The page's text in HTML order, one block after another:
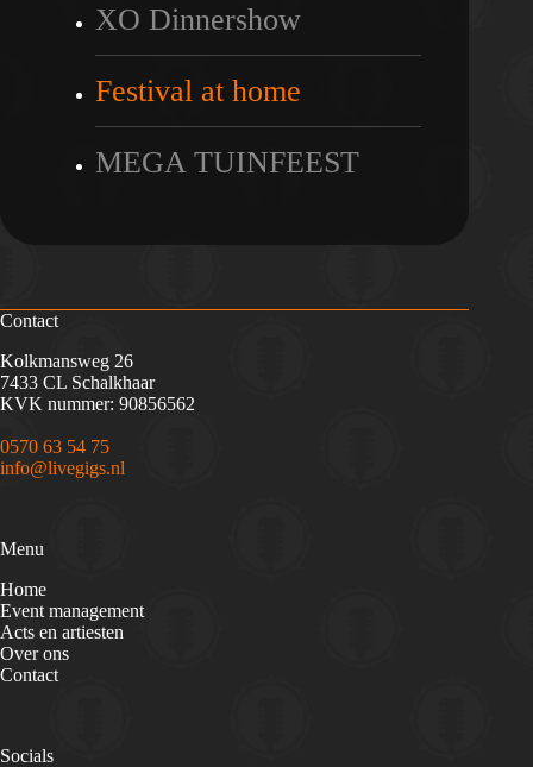
XO Dinnershow
Festival at home
MEGA TUINFEEST
Contact
Kolkmansweg 26
7433 CL Schalkhaar
KVK nummer: 90856562
0570 63 54 75
info@livegigs.nl
Menu
Home
Event management
Acts en artiesten
Over ons
Contact
Socials